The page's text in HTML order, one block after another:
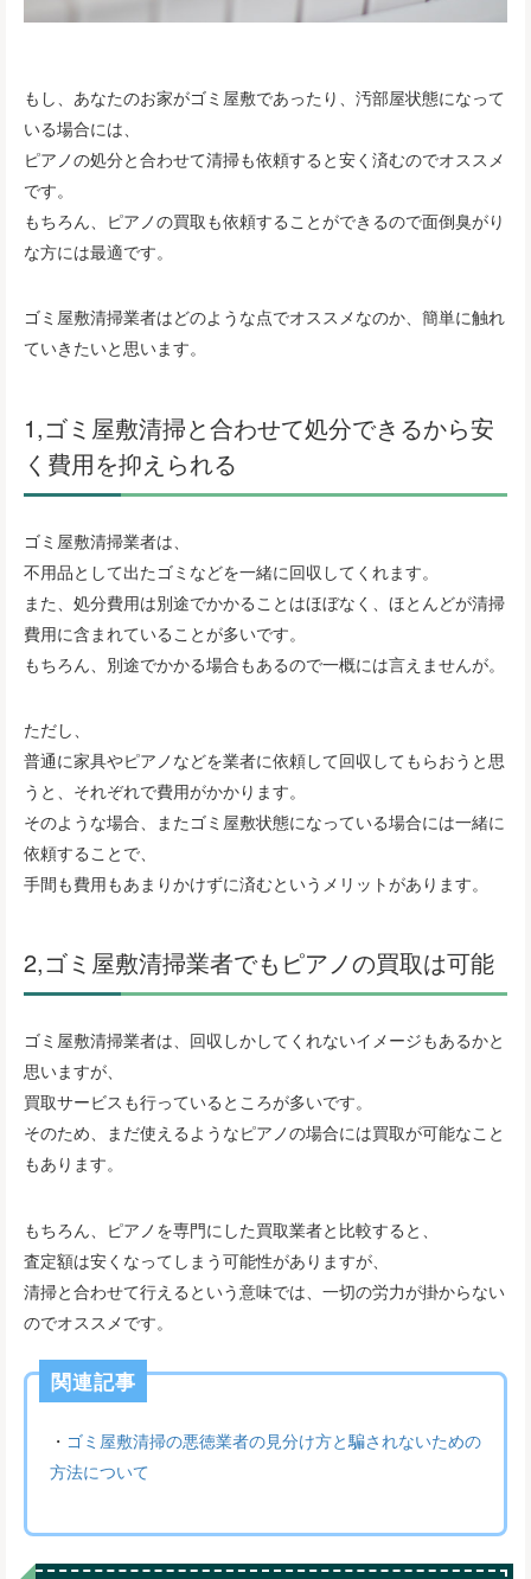
もし、あなたのお家がゴミ屋敷であったり、汚部屋状態になって
いる場合には、
ピアノの処分と合わせて清掃も依頼すると安く済むのでオススメ
です。
もちろん、ピアノの買取も依頼することができるので面倒臭がり
な方には最適です。
ゴミ屋敷清掃業者はどのような点でオススメなのか、簡単に触れ
ていきたいと思います。
1,ゴミ屋敷清掃と合わせて処分できるから安
く費用を抑えられる
ゴミ屋敷清掃業者は、
不用品として出たゴミなどを一緒に回収してくれます。
また、処分費用は別途でかかることはほぼなく、ほとんどが清掃
費用に含まれていることが多いです。
もちろん、別途でかかる場合もあるので一概には言えませんが。
ただし、
普通に家具やピアノなどを業者に依頼して回収してもらおうと思
うと、それぞれで費用がかかります。
そのような場合、またゴミ屋敷状態になっている場合には一緒に
依頼することで、
手間も費用もあまりかけずに済むというメリットがあります。
2,ゴミ屋敷清掃業者でもピアノの買取は可能
ゴミ屋敷清掃業者は、回収しかしてくれないイメージもあるかと
思いますが、
買取サービスも行っているところが多いです。
そのため、まだ使えるようなピアノの場合には買取が可能なこと
もあります。
もちろん、ピアノを専門にした買取業者と比較すると、
査定額は安くなってしまう可能性がありますが、
清掃と合わせて行えるという意味では、一切の労力が掛からない
のでオススメです。
関連記事
・ ゴミ屋敷清掃の悪徳業者の見分け方と騙されないための
方法について